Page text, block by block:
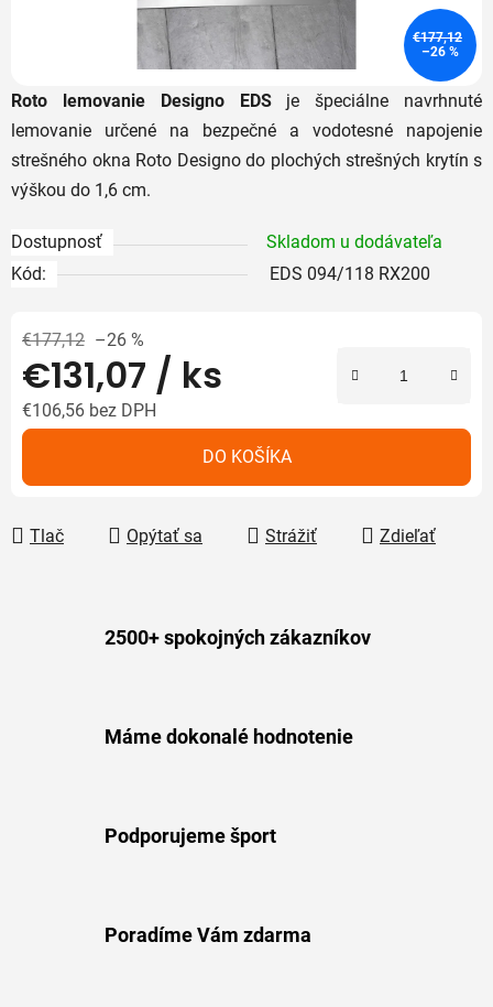
Roto lemovanie Designo EDS ješpeciálne navrhnuté
lemovanie určené na bezpečné a vodotesné napojenie
strešného okna Roto Designo do plochých strešných krytín s
výškou do 1,6 cm.
Dostupnosť
Skladom u dodávateľa
Kód:
EDS 094/118 RX200
€177,12 –26 %
€131,07 / ks
€106,56 bez DPH
DO KOŠÍKA
Tlač Opýtať sa Strážiť Zdieľať
€177,12
–26 %
2500+ spokojných zákazníkov
Máme dokonalé hodnotenie
Podporujeme šport
Poradíme Vám zdarma